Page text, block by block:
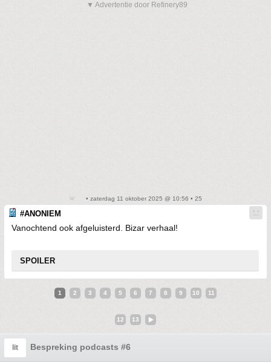
▼ Advertentie door Refinery89
• zaterdag 11 oktober 2025 @ 10:56 • 25
#ANONIEM
Vanochtend ook afgeluisterd. Bizar verhaal!
SPOILER
1 2 3 4 5 6 7 8 9 10 11
12 13
lit Bespreking podcasts #6